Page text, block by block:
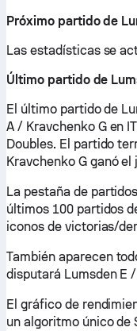
Próximo partido de
Las estadísticas se
Último partido de
El último partido de
A / Kravchenko G en
Doubles. El partido
Kravchenko G ganó el
La pestaña de
últimos 100 partidos
iconos de victorias/
También aparecen
disputará Lumsden E
El gráfico de
un algoritmo único de